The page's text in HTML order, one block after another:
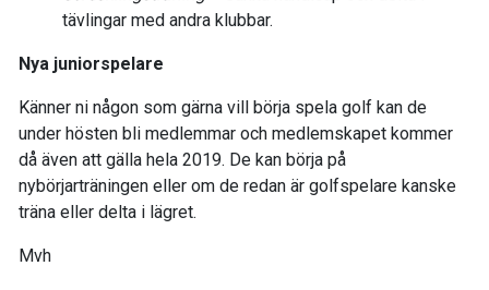
tävlingar med andra klubbar.
Nya juniorspelare
Känner ni någon som gärna vill börja spela golf kan de
under hösten bli medlemmar och medlemskapet kommer
då även att gälla hela 2019. De kan börja på
nybörjarträningen eller om de redan är golfspelare kanske
träna eller delta i lägret.
Mvh